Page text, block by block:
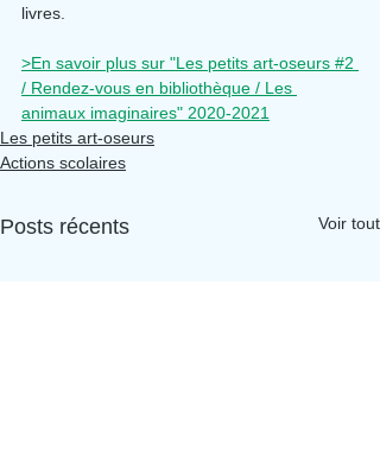
livres.
>En savoir plus sur "Les petits art-oseurs #2
/ Rendez-vous en bibliothèque / Les
animaux imaginaires" 2020-2021
Les petits art-oseurs
Actions scolaires
Posts récents Voir tout